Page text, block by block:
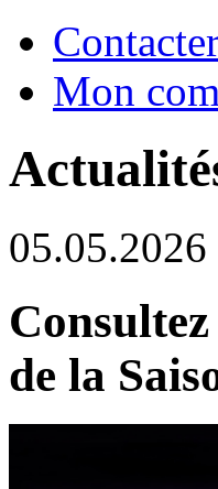
Mon
05.05.2026
de la